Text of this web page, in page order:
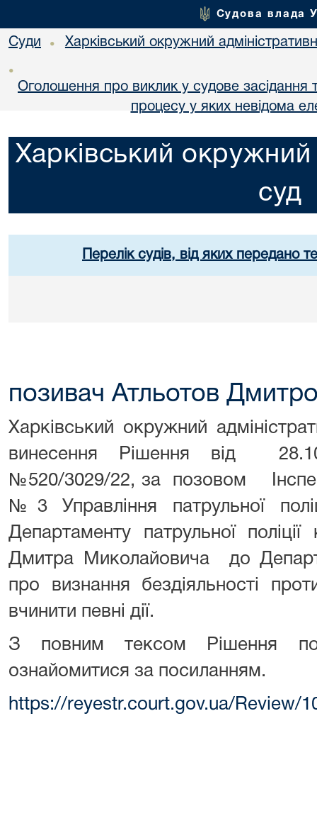
Судова влада
Суди • Харківський окружний
•
Оголошення про виклик у судове засідання
процесу у яких невідома
Харківський окружний
суд
Перелік судів, від яких передано
позивач Атльотов
Харківський окружний
винесення Рішення від
№520/3029/22, за позовом
№3 Управління патрульної
Департаменту патрульної поліції
Дмитра Миколайовича до
про визнання бездіяльності
вчинити певні дії.
З повним тексом Рішення
ознайомитися за посиланням.
https://reyestr.court.gov.ua/Review/